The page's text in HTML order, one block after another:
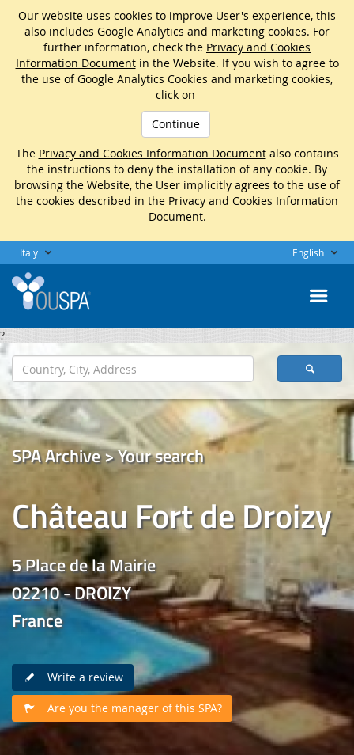
Our website uses cookies to improve User's experience, this
also includes Google Analytics and marketing cookies. For
further information, check the Privacy and Cookies
Information Documentin the Website. If you wish to agree to
the use of Google Analytics Cookies and marketing cookies,
click on
Continue
The Privacy and Cookies Information Documentalso contains
the instructions to deny the installation of any cookie. By
browsing the Website, the User implicitly agrees to the use of
the cookies described in the Privacy and Cookies Information
Document.
Italy English
?
SPA Archive > Your search
Château Fort de Droizy
5 Place de la Mairie
02210 - DROIZY
France
Write a review
Are you the manager of this SPA?